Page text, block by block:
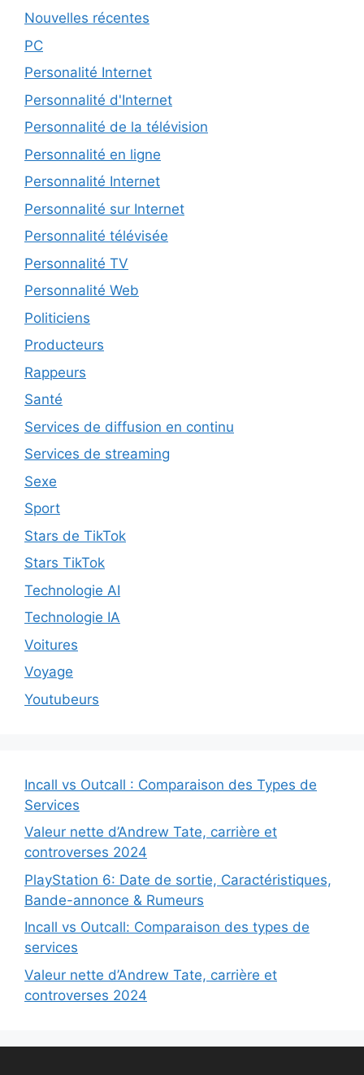
Nouvelles récentes
PC
Personalité Internet
Personnalité d'Internet
Personnalité de la télévision
Personnalité en ligne
Personnalité Internet
Personnalité sur Internet
Personnalité télévisée
Personnalité TV
Personnalité Web
Politiciens
Producteurs
Rappeurs
Santé
Services de diffusion en continu
Services de streaming
Sexe
Sport
Stars de TikTok
Stars TikTok
Technologie AI
Technologie IA
Voitures
Voyage
Youtubeurs
Incall vs Outcall : Comparaison des Types de
Services
Valeur nette d’Andrew Tate, carrière et
controverses 2024
PlayStation 6: Date de sortie, Caractéristiques,
Bande-annonce & Rumeurs
Incall vs Outcall: Comparaison des types de
services
Valeur nette d’Andrew Tate, carrière et
controverses 2024